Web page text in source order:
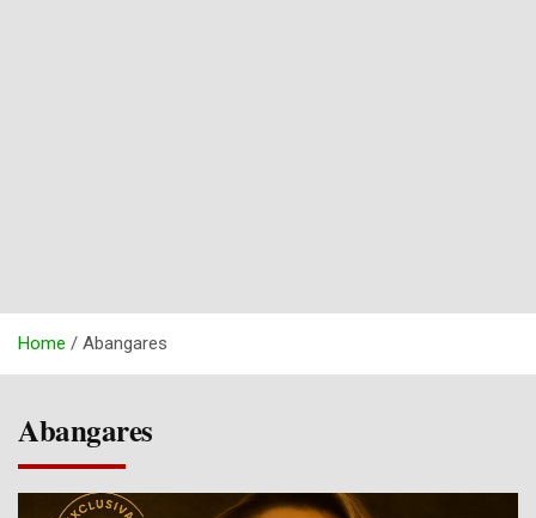
Home Abangares
Abangares